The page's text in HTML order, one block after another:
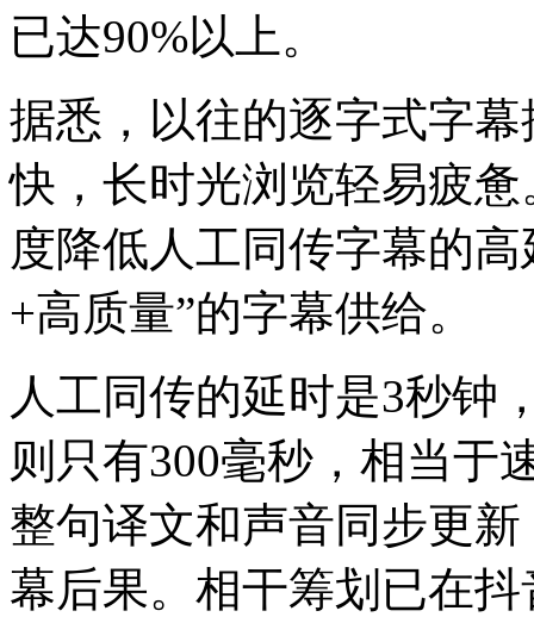
已达90%以上。
据悉，以往的逐字式字
快，长时光浏览轻易疲
度降低人工同传字幕的
+高质量”的字幕供给。
人工同传的延时是3秒钟
则只有300毫秒，相当于
整句译文和声音同步更
幕后果。相干筹划已在